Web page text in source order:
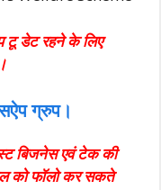
टू डेट रहने के लिए
ग्रुप।
बिजनेस एवं टेक की
को फॉलो कर सकते